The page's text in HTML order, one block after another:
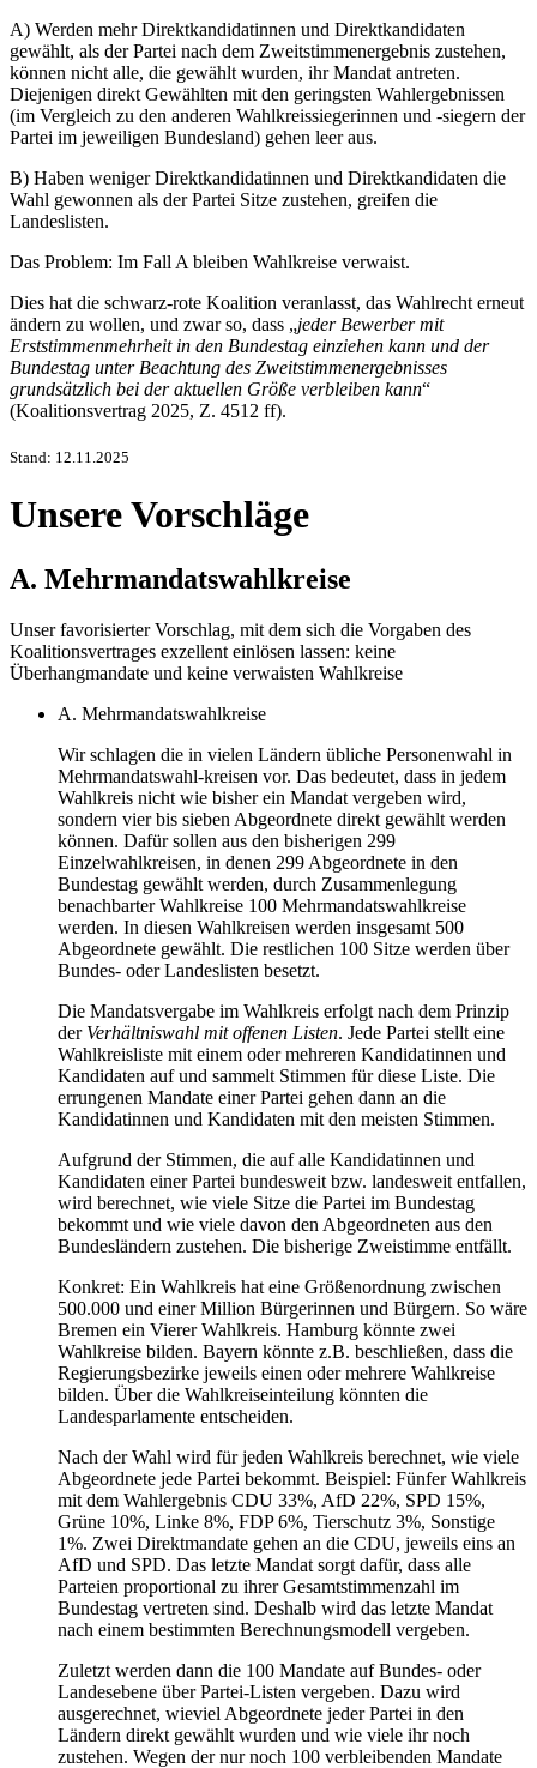
A) Werden mehr Direktkandidatinnen und Direktkandidaten
gewählt, als der Partei nach dem Zweitstimmenergebnis zustehen,
können nicht alle, die gewählt wurden, ihr Mandat antreten.
Diejenigen direkt Gewählten mit den geringsten Wahlergebnissen
(im Vergleich zu den anderen Wahlkreissiegerinnen und -siegern der
Partei im jeweiligen Bundesland) gehen leer aus.
B) Haben weniger Direktkandidatinnen und Direktkandidaten die
Wahl gewonnen als der Partei Sitze zustehen, greifen die
Landeslisten.
Das Problem: Im Fall A bleiben Wahlkreise verwaist.
Dies hat die schwarz-rote Koalition veranlasst, das Wahlrecht erneut
ändern zu wollen, und zwar so, dass „jeder Bewerber mit
Erststimmenmehrheit in den Bundestag einziehen kann und der
Bundestag unter Beachtung des Zweitstimmenergebnisses
grundsätzlich bei der aktuellen Größe verbleiben kann“
(Koalitionsvertrag 2025, Z. 4512 ff).
Stand: 12.11.2025
Unsere Vorschläge
A. Mehrmandatswahlkreise
Unser favorisierter Vorschlag, mit dem sich die Vorgaben des
Koalitionsvertrages exzellent einlösen lassen: keine
Überhangmandate und keine verwaisten Wahlkreise
A. Mehrmandatswahlkreise
Wir schlagen die in vielen Ländern übliche Personenwahl in
Mehrmandatswahl-kreisen vor. Das bedeutet, dass in jedem
Wahlkreis nicht wie bisher ein Mandat vergeben wird,
sondern vier bis sieben Abgeordnete direkt gewählt werden
können. Dafür sollen aus den bisherigen 299
Einzelwahlkreisen, in denen 299 Abgeordnete in den
Bundestag gewählt werden, durch Zusammenlegung
benachbarter Wahlkreise 100 Mehrmandatswahlkreise
werden. In diesen Wahlkreisen werden insgesamt 500
Abgeordnete gewählt. Die restlichen 100 Sitze werden über
Bundes- oder Landeslisten besetzt.
Die Mandatsvergabe im Wahlkreis erfolgt nach dem Prinzip
der Verhältniswahl mit offenen Listen. Jede Partei stellt eine
Wahlkreisliste mit einem oder mehreren Kandidatinnen und
Kandidaten auf und sammelt Stimmen für diese Liste. Die
errungenen Mandate einer Partei gehen dann an die
Kandidatinnen und Kandidaten mit den meisten Stimmen.
Aufgrund der Stimmen, die auf alle Kandidatinnen und
Kandidaten einer Partei bundesweit bzw. landesweit entfallen,
wird berechnet, wie viele Sitze die Partei im Bundestag
bekommt und wie viele davon den Abgeordneten aus den
Bundesländern zustehen. Die bisherige Zweistimme entfällt.
Konkret: Ein Wahlkreis hat eine Größenordnung zwischen
500.000 und einer Million Bürgerinnen und Bürgern. So wäre
Bremen ein Vierer Wahlkreis. Hamburg könnte zwei
Wahlkreise bilden. Bayern könnte z.B. beschließen, dass die
Regierungsbezirke jeweils einen oder mehrere Wahlkreise
bilden. Über die Wahlkreiseinteilung könnten die
Landesparlamente entscheiden.
Nach der Wahl wird für jeden Wahlkreis berechnet, wie viele
Abgeordnete jede Partei bekommt. Beispiel: Fünfer Wahlkreis
mit dem Wahlergebnis CDU 33%, AfD 22%, SPD 15%,
Grüne 10%, Linke 8%, FDP 6%, Tierschutz 3%, Sonstige
1%. Zwei Direktmandate gehen an die CDU, jeweils eins an
AfD und SPD. Das letzte Mandat sorgt dafür, dass alle
Parteien proportional zu ihrer Gesamtstimmenzahl im
Bundestag vertreten sind. Deshalb wird das letzte Mandat
nach einem bestimmten Berechnungsmodell vergeben.
Zuletzt werden dann die 100 Mandate auf Bundes- oder
Landesebene über Partei-Listen vergeben. Dazu wird
ausgerechnet, wieviel Abgeordnete jeder Partei in den
Ländern direkt gewählt wurden und wie viele ihr noch
zustehen. Wegen der nur noch 100 verbleibenden Mandate